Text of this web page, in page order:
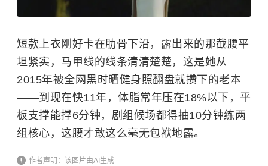
短款上衣刚好卡在肋骨下沿，露出来的那截腰平
坦紧实，马甲线的线条清清楚楚，这是她从
2015年被全网黑时晒健身照翻盘就攒下的老本
——到现在快11年，体脂常年压在18%以下，平
板支撑能撑6分钟，剧组候场都得抽10分钟练两
组核心，这腰才敢这么毫无包袱地露。
作者声明：该图片由AI生成